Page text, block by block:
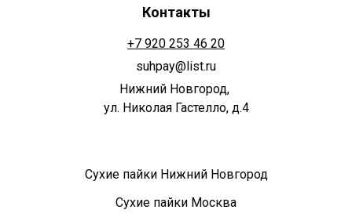
Контакты
+7 920 253 46 20
suhpay@list.ru
Нижний Новгород,
ул. Николая Гастелло, д.4
Сухие пайки Нижний Новгород
Сухие пайки Москва